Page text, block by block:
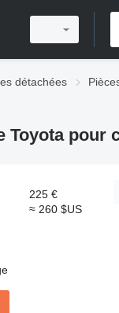
détachées
Toyota pour
225 €
≈ 260 $US